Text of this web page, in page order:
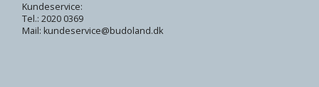
Kundeservice:
Tel.: 2020 0369
Mail: kundeservice@budoland.dk